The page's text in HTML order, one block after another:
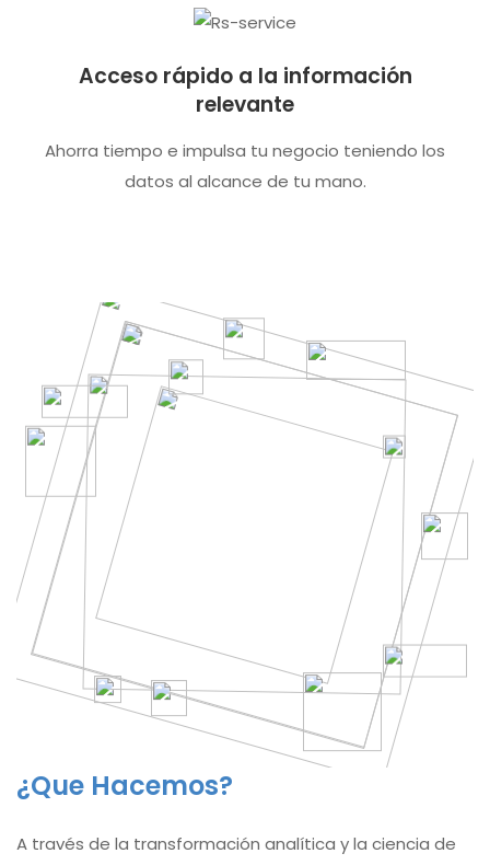
Acceso rápido a la información
relevante
Ahorra tiempo e impulsa tu negocio teniendo los
datos al alcance de tu mano.
¿Que Hacemos?
A través de la transformación analítica y la ciencia de